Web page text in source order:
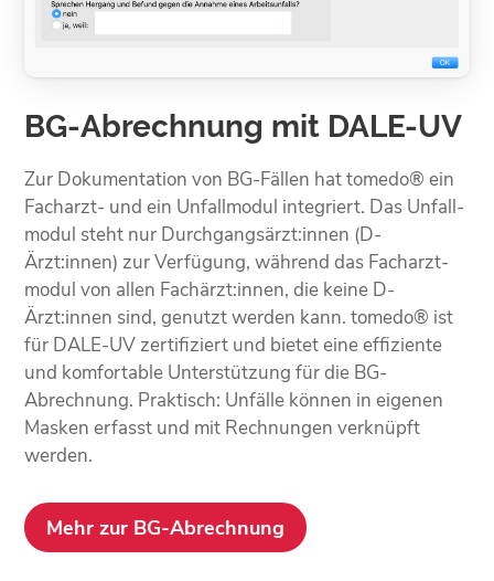
BG-Abrechnung mit DALE-UV
Zur Doku­mentation von BG-Fällen hat tomedo® ein
Facharzt- und ein Unfall­modul integriert. Das Unfall­
modul steht nur Durchgangs­ärzt:innen (D-
Ärzt:innen) zur Verfügung, während das Facharzt­
modul von allen Fachärzt:innen, die keine D-
Ärzt:innen sind, genutzt werden kann. tomedo® ist
für DALE-UV zertifiziert und bietet eine effiziente
und komfortable Unter­stützung für die BG-
Abrechnung. Praktisch: Unfälle können in eigenen
Masken erfasst und mit Rechnungen verknüpft
werden.
Mehr zur BG-Abrechnung